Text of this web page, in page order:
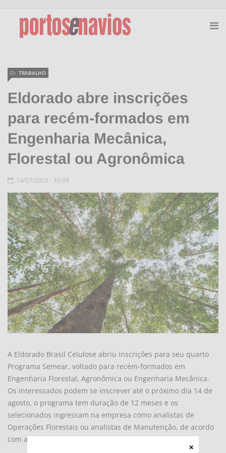
Eldorado abre inscrições
para recém-formados em
Engenharia Mecânica,
Florestal ou Agronômica
TRABALHO
14/07/2025 - 16:08
A Eldorado Brasil Celulose abriu inscrições para seu quarto
Programa Semear, voltado para recém-formados em
Engenharia Florestal, Agronômica ou Engenharia Mecânica.
Os interessados podem se inscrever até o próximo dia 14 de
agosto, o programa tem duração de 12 meses e os
selecionados ingressam na empresa como analistas de
Operações Florestais ou analistas de Manutenção, de acordo
com a formação.